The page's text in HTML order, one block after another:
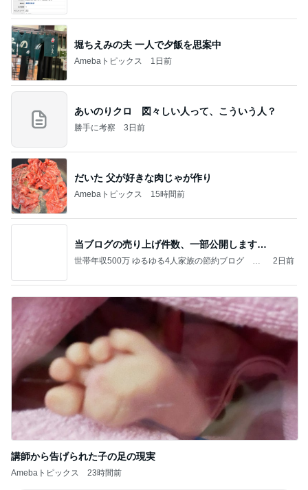
堀ちえみの夫 一人で夕飯を思案中
Amebaトピックス 1日前
あいのりクロ 図々しい人って、こういう人？
勝手に考察 3日前
だいた 父が好きな肉じゃが作り
Amebaトピックス 15時間前
当ブログの売り上げ件数、一部公開します…
世帯年収500万 ゆるゆる4人家族の節約ブログ 〜
2日前
講師から告げられた子の足の現実
Amebaトピックス 23時間前